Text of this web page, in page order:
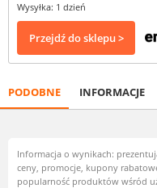
Wysyłka: 1 dzień
Przejdź do sklepu >
PODOBNE INFORMACJE
Informacja o wynikach:
ceny, promocje, kupony
popularność produktów wśród